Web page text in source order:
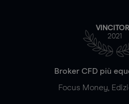
2021
Broker CFD più
Focus Money,